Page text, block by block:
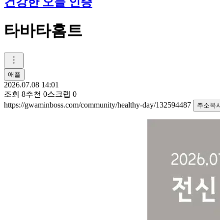
타바타홈트
애플
2026.07.08 14:01
조회 8추천 0스크랩 0
https://gwaminboss.com/community/healthy-day/132594487
주소복